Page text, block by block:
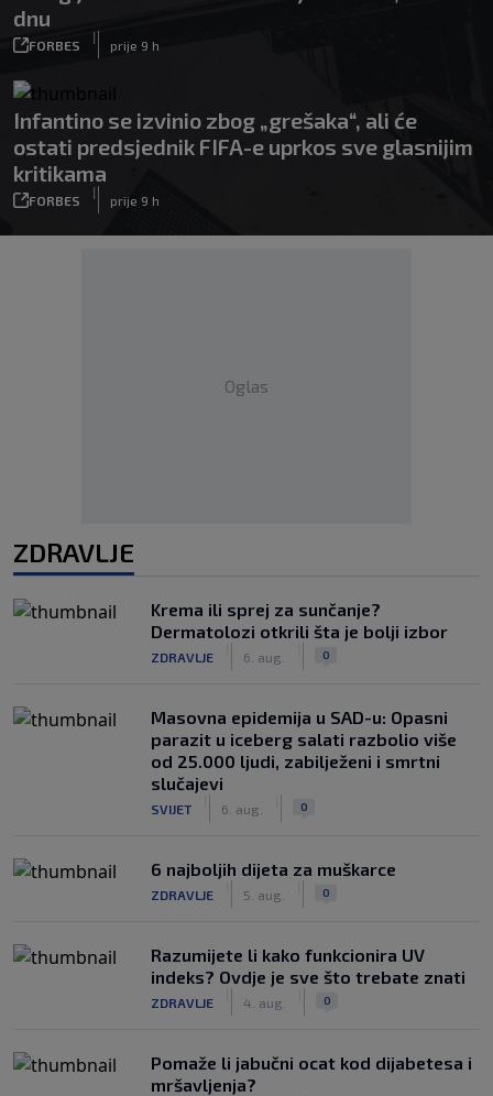
dnu
FORBES
|
prije 9 h
Infantino se izvinio zbog „grešaka“, ali će
ostati predsjednik FIFA-e uprkos sve glasnijim
kritikama
FORBES
|
prije 9 h
Oglas
ZDRAVLJE
Krema ili sprej za sunčanje?
Dermatolozi otkrili šta je bolji izbor
ZDRAVLJE 6. aug. 0
Masovna epidemija u SAD-u: Opasni
parazit u iceberg salati razbolio više
od 25.000 ljudi, zabilježeni i smrtni
slučajevi
SVIJET 6. aug. 0
6 najboljih dijeta za muškarce
ZDRAVLJE 5. aug. 0
Razumijete li kako funkcionira UV
indeks? Ovdje je sve što trebate znati
ZDRAVLJE 4. aug. 0
Pomaže li jabučni ocat kod dijabetesa i
mršavljenja?